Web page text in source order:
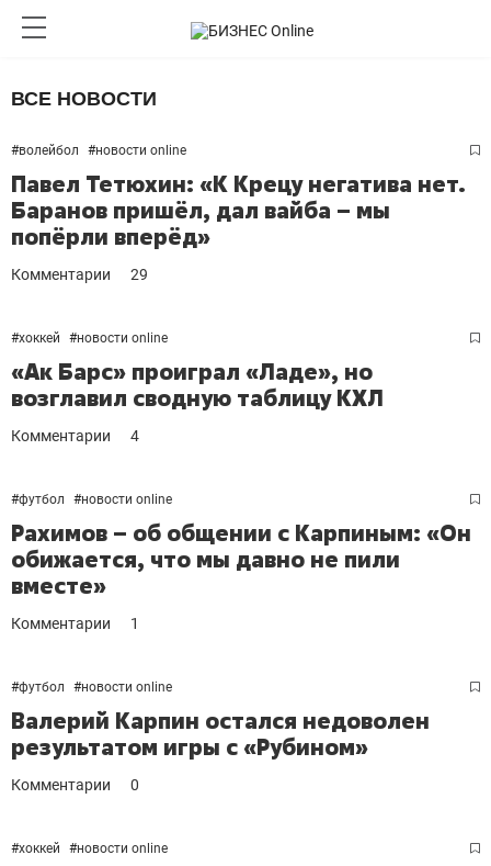
ВСЕ НОВОСТИ
#волейбол #новости online
Павел Тетюхин: «К Крецу негатива нет.
Баранов пришёл, дал вайба – мы
попёрли вперёд»
Комментарии 29
#хоккей #новости online
«Ак Барс» проиграл «Ладе», но
возглавил сводную таблицу КХЛ
Комментарии 4
#футбол #новости online
Рахимов – об общении с Карпиным: «Он
обижается, что мы давно не пили
вместе»
Комментарии 1
#футбол #новости online
Валерий Карпин остался недоволен
результатом игры с «Рубином»
Комментарии 0
#хоккей #новости online